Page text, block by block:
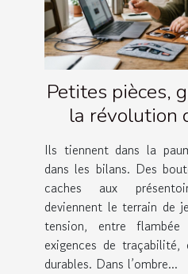
Petites pièces,
la révolution
Ils tiennent dans la
dans les bilans. Des
caches aux
deviennent le terrain de
tension, entre
exigences de
durables. Dans l’ombre...